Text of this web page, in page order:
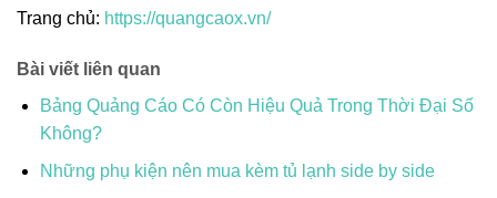
Trang chủ: https://quangcaox.vn/
Bài viết liên quan
Bảng Quảng Cáo Có Còn Hiệu Quả Trong Thời Đại Số
Không?
Những phụ kiện nên mua kèm tủ lạnh side by side